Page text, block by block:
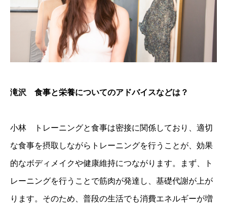
滝沢 食事と栄養についてのアドバイスなどは？
小林 トレーニングと食事は密接に関係しており、適切
な食事を摂取しながらトレーニングを行うことが、効果
的なボディメイクや健康維持につながります。まず、ト
レーニングを行うことで筋肉が発達し、基礎代謝が上が
ります。そのため、普段の生活でも消費エネルギーが増